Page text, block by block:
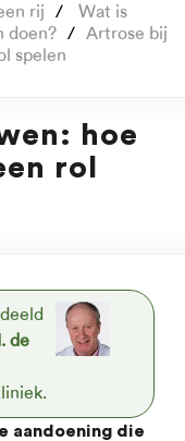
rij
Wat is
doen?
Artrose bij
spelen
hoe
rol
de
aandoening die